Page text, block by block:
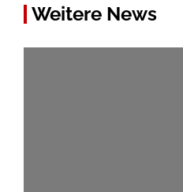
Weitere News